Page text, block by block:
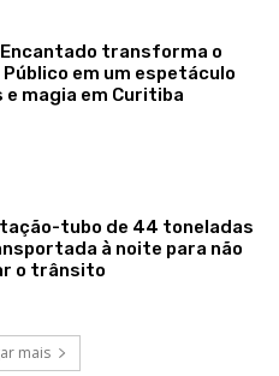
transforma o
Público em um espetáculo
e magia em Curitiba
tubo de 44 toneladas
à noite para não
o trânsito
mais